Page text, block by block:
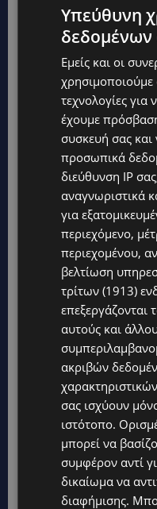
Σπύρου
– Πλατρών
Κυκλικός κόμβος
Φανερωμένης –
Αρχιεπισκόπου
Αυξεντίου –
Παύλου
Κοφίνου
Κοτζά Τεπέ –
Βενετικού
Περβολιών
Παιδείας –
Λεωφόρος
Αυγερινού
Κυκλικός κόμβος
Λεωνίδα Κιούπη
Κυκλικός
Δρόμος Μαζωτού
Υπεύθυνη
δεδομένων
Εμείς και οι
τεχνολογίες
έχουμε
συσκευή σας και
προσωπικά
διεύθυνση IP
αναγνωριστικά
για
περιεχόμενο,
περιεχομένου,
βελτίωση
τρίτων (1913)
επεξεργάζονται
αυτούς και
ακριβών
σας ισχύουν
ιστότοπο.
μπορεί να
συμφέρον αντί
δικαίωμα να
διαφήμισης.